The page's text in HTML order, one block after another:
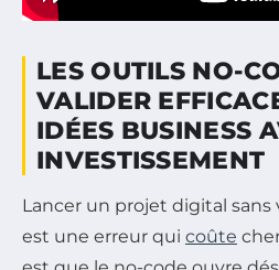
LES OUTILS NO-
VALIDER
IDÉES BUSINESS
INVESTISSEMENT
Lancer un projet digital sans
est une erreur qui coûte